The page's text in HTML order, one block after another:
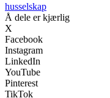
husselskap
Å dele er kjærlig
X
Facebook
Instagram
LinkedIn
YouTube
Pinterest
TikTok